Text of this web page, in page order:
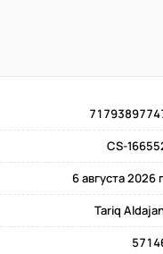
CS-
6 августа 2026
Tariq